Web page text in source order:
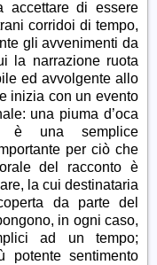
accettare di essere
corridoi di tempo,
gli avvenimenti da
la narrazione ruota
ed avvolgente allo
inizia con un evento
una piuma d’oca
è una semplice
per ciò che
del racconto è
la cui destinataria
da parte del
in ogni caso,
ad un tempo;
potente sentimento